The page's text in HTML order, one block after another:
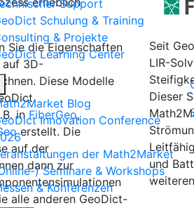
Support
Dict Schulung & Training
& Projekte
DictLearning Center
Blog
DictInnovation Conference
der Math2Market
) Seminare & Workshops
& Konferenzen
Sie die Eigenschaften
auf 3D-
Diese Modelle
Dict
inFiberGeo,
erstellt. Die
auf der
dann zur
alle anderen GeoDict-
Seit Geo
LIR-
Dieser
und